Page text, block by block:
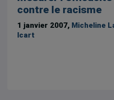
contre le racisme
1 janvier 2007, Micheline
Icart